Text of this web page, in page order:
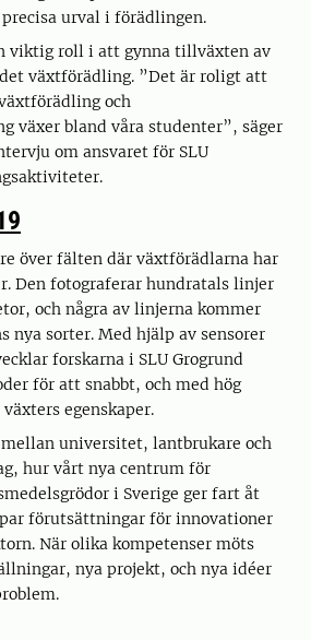
urval i förädlingen.
viktig roll i att gynna tillväxten av
växtförädling. ”Det är roligt att
och
växer bland våra studenter”, säger
om ansvaret för SLU
över fälten där växtförädlarna har
Den fotograferar hundratals linjer
och några av linjerna kommer
nya sorter. Med hjälp av sensorer
forskarna i SLU Grogrund
för att snabbt, och med hög
egenskaper.
universitet, lantbrukare och
hur vårt nya centrum för
i Sverige ger fart åt
förutsättningar för innovationer
När olika kompetenser möts
nya projekt, och nya idéer